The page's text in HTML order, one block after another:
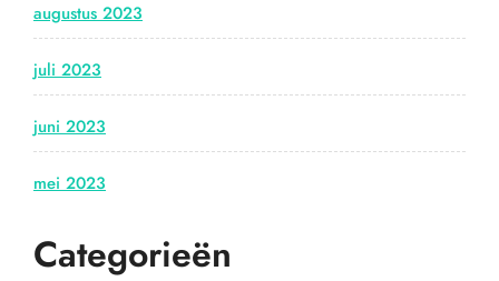
augustus 2023
juli 2023
juni 2023
mei 2023
Categorieën